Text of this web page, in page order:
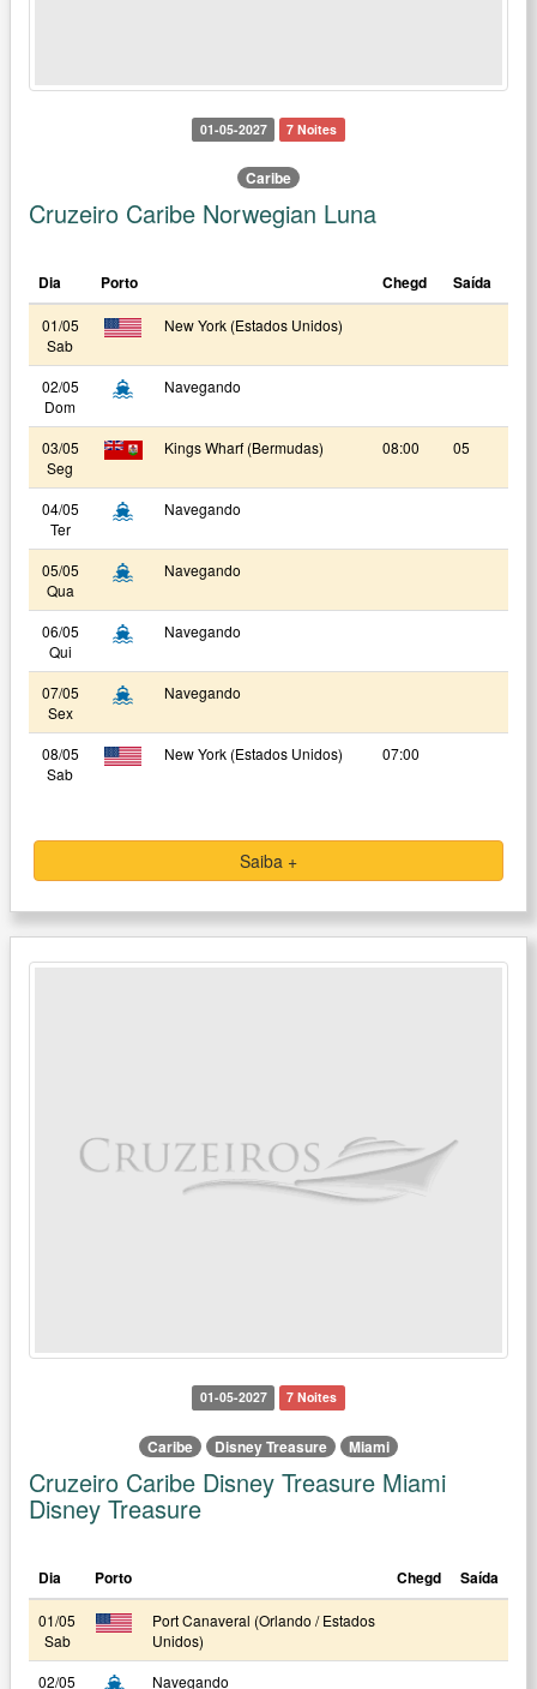
01-05-2027 7 Noites
Caribe
Cruzeiro Caribe Norwegian Luna
Dia Porto Chegd Saída
01/05
Sab
New York (Estados Unidos)
02/05
Dom
Navegando
03/05
Seg
Kings Wharf (Bermudas) 08:00 05
04/05
Ter
Navegando
05/05
Qua
Navegando
06/05
Qui
Navegando
07/05
Sex
Navegando
08/05
Sab
New York (Estados Unidos) 07:00
Saiba +
01-05-2027 7 Noites
Caribe Disney Treasure Miami
Cruzeiro Caribe Disney Treasure Miami
Disney Treasure
Dia Porto Chegd Saída
01/05
Sab
Port Canaveral (Orlando / Estados
Unidos)
02/05
Navegando